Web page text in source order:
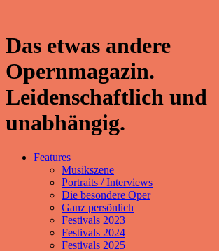
Das etwas andere
Opernmagazin.
Leidenschaftlich und
unabhängig.
Features
Musikszene
Portraits / Interviews
Die besondere Oper
Ganz persönlich
Festivals 2023
Festivals 2024
Festivals 2025